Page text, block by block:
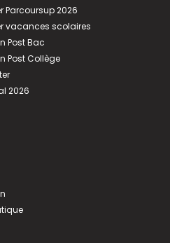
Parcoursup 2026
vacances scolaires
Post Bac
Post Collège
2026